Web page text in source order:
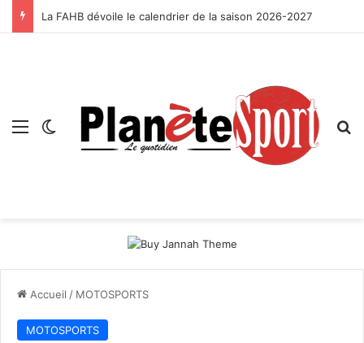
La FAHB dévoile le calendrier de la saison 2026-2027
Menu Switch skin
Accueil / MOTOSPORTS
MOTOSPORTS